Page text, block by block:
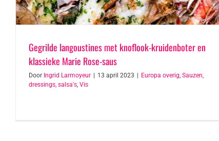
Gegrilde langoustines met knoflook-kruidenboter en
klassieke Marie Rose-saus
Door Ingrid Larmoyeur 13 april 2023 Europa overig, Sauzen,
dressings, salsa's, Vis